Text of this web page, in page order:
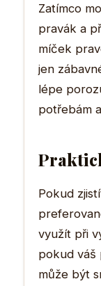
Zatímco
pravák a
míček
jen
lépe
potřebám
Pokud
využít při
pokud váš
může být